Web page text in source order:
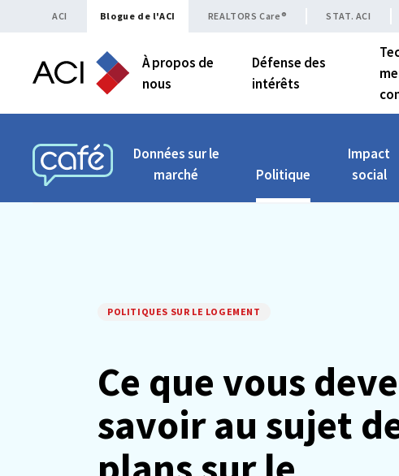
Skip to content
ACI Blogue de l'ACI REALTORS Care® STAT. ACI
À propos de
nous
Défense des
intérêts
CAFÉ ACI
Données sur le
marché
Politique
Impact
social
POLITIQUES SUR LE LOGEMENT
Ce que vous
savoir au sujet